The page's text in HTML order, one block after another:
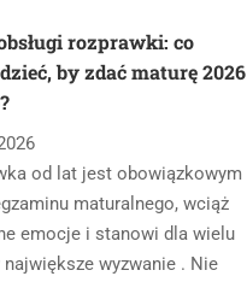
rozprawki: co
by zdać maturę 2026
od lat jest obowiązkowym
maturalnego, wciąż
emocje i stanowi dla wielu
wyzwanie . Nie